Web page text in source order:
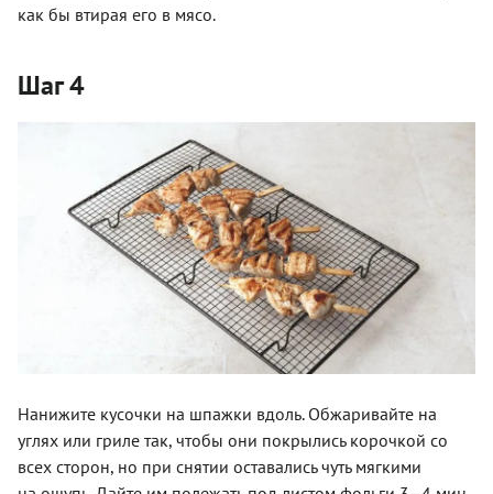
как бы втирая его в мясо.
Шаг 4
Нанижите кусочки на шпажки вдоль. Обжаривайте­ на
углях или гриле так, чтобы­ они покрылись корочкой со
всех сторон, но при снятии оставались чуть мягкими